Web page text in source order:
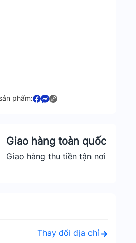
phẩm:
Giao hàng toàn quốc
Giao hàng thu tiền tận nơi
Thay đổi địa chỉ